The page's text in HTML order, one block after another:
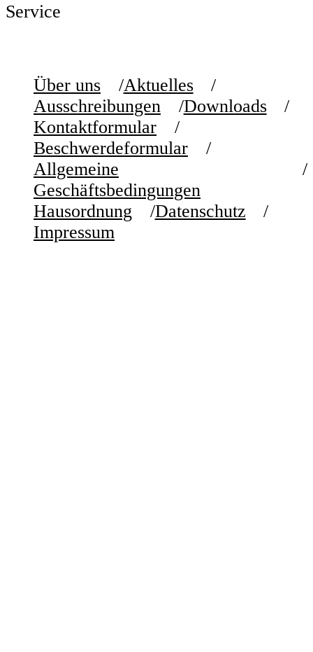
Service
Über uns
Aktuelles
Ausschreibungen
Downloads
Kontaktformular
Beschwerdeformular
Allgemeine
Geschäftsbedingungen
Hausordnung
Datenschutz
Impressum